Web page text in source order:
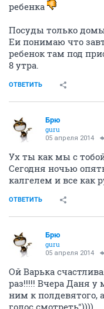
ребенка
Посуды только
Еи понимаю что
ребенок там под
8 утра.
ОТВЕТИТЬ
Брю
guru
05 апреля 2014
Ух ты как мы с
Сегодня ночью
калгелем и все как
ОТВЕТИТЬ
Брю
guru
05 апреля 2014
Ой Варька
раз!!!!! Вчера Даня
ним к полдевятого,
голос смотреть"))))